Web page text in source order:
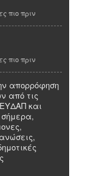
πιο πριν
πιο πριν
απορρόφηση
από τις
και